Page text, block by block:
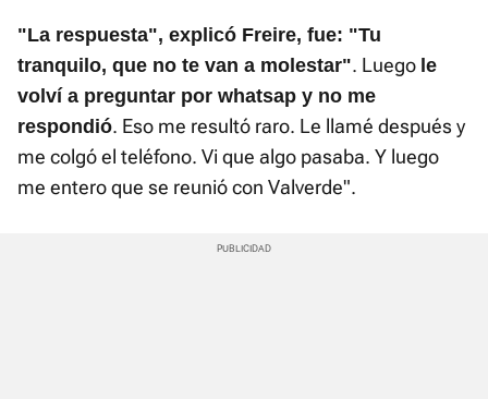
"La respuesta", explicó Freire, fue: "Tu
tranquilo, que no te van a molestar". Luego le
volví a preguntar por whatsap y no me
respondió. Eso me resultó raro. Le llamé después y
me colgó el teléfono. Vi que algo pasaba. Y luego
me entero que se reunió con Valverde".